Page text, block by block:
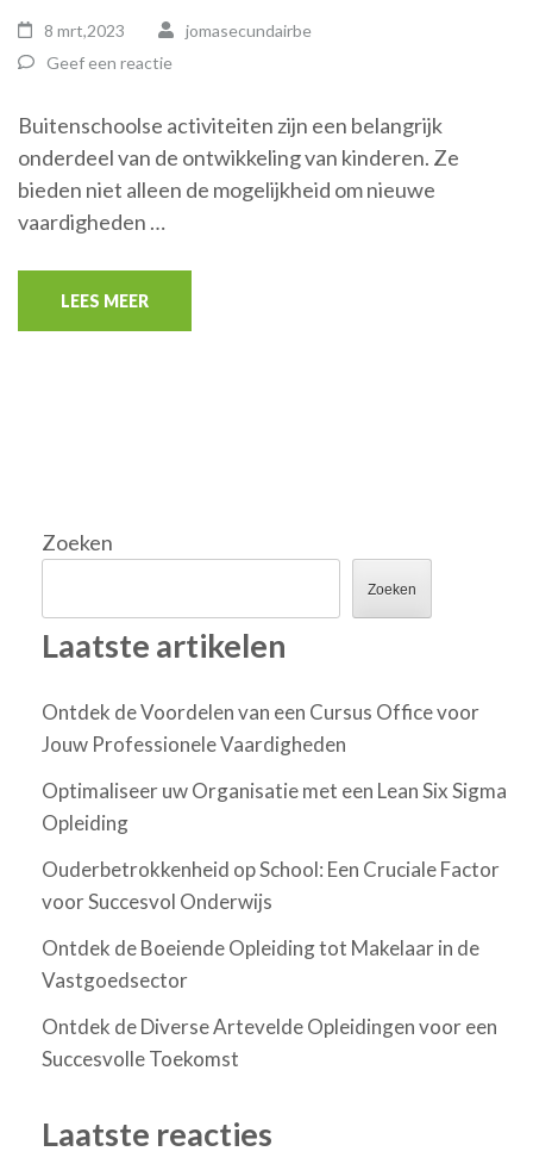
8 mrt,2023
jomasecundairbe
Geef een reactie
Buitenschoolse activiteiten zijn een belangrijk
onderdeel van de ontwikkeling van kinderen. Ze
bieden niet alleen de mogelijkheid om nieuwe
vaardigheden …
LEES MEER
Zoeken
Zoeken
Laatste artikelen
Ontdek de Voordelen van een Cursus Office voor
Jouw Professionele Vaardigheden
Optimaliseer uw Organisatie met een Lean Six Sigma
Opleiding
Ouderbetrokkenheid op School: Een Cruciale Factor
voor Succesvol Onderwijs
Ontdek de Boeiende Opleiding tot Makelaar in de
Vastgoedsector
Ontdek de Diverse Artevelde Opleidingen voor een
Succesvolle Toekomst
Laatste reacties